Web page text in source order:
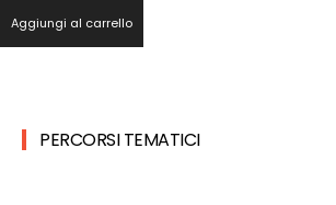
Aggiungi al carrello
PERCORSI TEMATICI